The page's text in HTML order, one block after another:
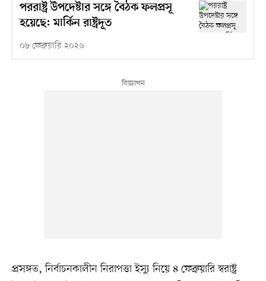
পররাষ্ট্র উপদেষ্টার সঙ্গে বৈঠক ফলপ্রসূ
হয়েছে: মার্কিন রাষ্ট্রদূত
০৮ ফেব্রুয়ারি ২০২৬
প্রসঙ্গত, নির্বাচনকালীন নিরাপত্তা ইস্যু নিয়ে ৪ ফেব্রুয়ারি স্বরাষ্ট্র